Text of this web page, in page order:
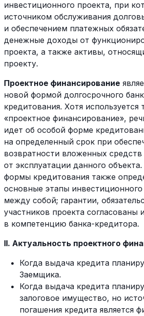
инвестиционного проекта, при
источником обслуживания
и обеспечением платежных
денежные доходы от
проекта, а также активы,
проекту.
Проектное финансирование
новой формой долгосрочного
кредитования. Хотя используется
«проектное финансирование»,
идет об особой форме
на определенный срок при
возвратности вложенных
от эксплуатации данного
формы кредитования также
основные этапы
между собой; гарантии,
участников проекта согласованы
в компетенцию банка-кредитора.
II. Актуальность проектного
Когда выдача кредита
Заемщика.
Когда выдача кредита
залоговое имущество, но
погашения кредита является